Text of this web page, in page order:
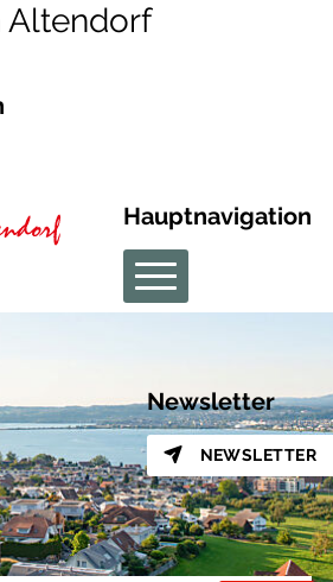
Altendorf
Hauptnavigation
Newsletter
NEWSLETTER